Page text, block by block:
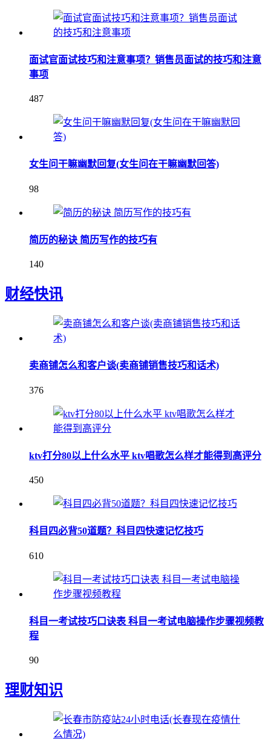
面试官面试技巧和注意事项？销售员面试的技巧和注意
事项
487
女生问干嘛幽默回复(女生问在干嘛幽默回答)
98
简历的秘诀 简历写作的技巧有
140
财经快讯
卖商铺怎么和客户谈(卖商铺销售技巧和话术)
376
ktv打分80以上什么水平 ktv唱歌怎么样才能得到高评分
450
科目四必背50道题？科目四快速记忆技巧
610
科目一考试技巧口诀表 科目一考试电脑操作步骤视频教
程
90
理财知识